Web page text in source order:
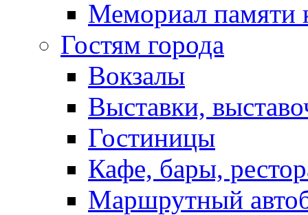
Мемориал памяти
Гостям города
Вокзалы
Выставки,
Гостиницы
Кафе, бары,
Маршрутный